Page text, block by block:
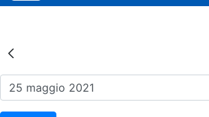
Risultati della